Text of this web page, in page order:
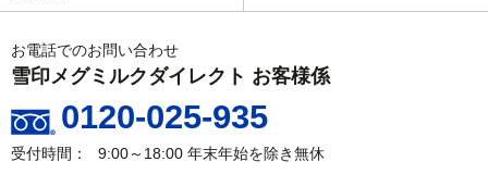
お電話でのお問い合わせ
雪印メグミルクダイレクト お客様係
0120-025-935
9:00～18:00 年末年始を除き無休